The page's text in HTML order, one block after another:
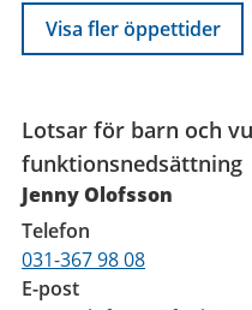
Visa fler öppettider
Lotsar för barn och
funktionsnedsättning
Jenny Olofsson
Telefon
031-367 98 08
E-post